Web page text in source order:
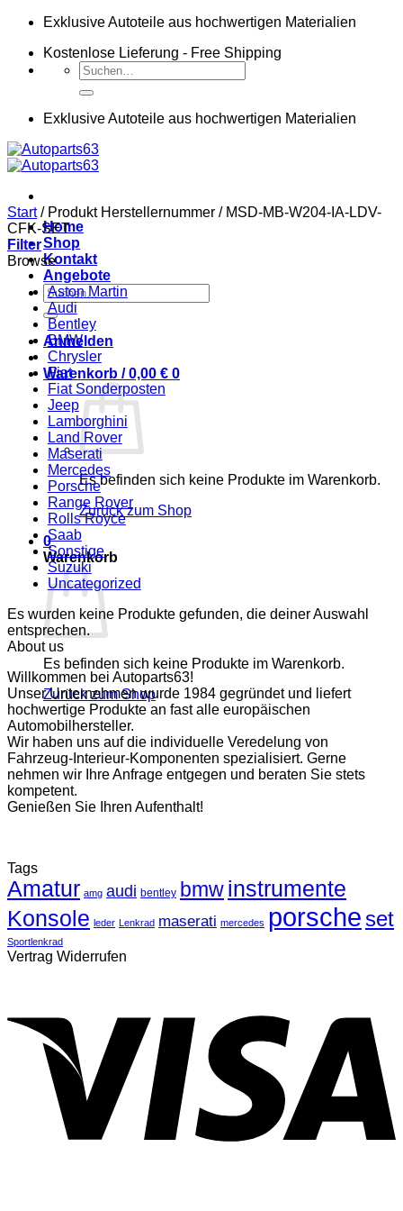
Zum
springen
Exklusive Autoteile aus hochwertigen Materialien
Kostenlose Lieferung - Free Shipping
Suchen
nach:
Exklusive Autoteile aus hochwertigen Materialien
Home
Shop
Kontakt
Angebote
Suchen
nach:
Anmelden
Warenkorb /0,00 € 0
Es befinden sich keine Produkte im Warenkorb.
Zurück zum Shop
0
Warenkorb
Es befinden sich keine Produkte im Warenkorb.
Zurück zum Shop
Start /Produkt Herstellernummer /MSD-MB-W204-IA-LDV-
CFK-SET
Filter
Browse
Aston Martin
Audi
Bentley
BMW
Chrysler
Fiat
Fiat Sonderposten
Jeep
Lamborghini
Land Rover
Maserati
Mercedes
Porsche
Range Rover
Rolls Royce
Saab
Sonstige
Suzuki
Uncategorized
Es wurden keine Produkte gefunden, die deiner Auswahl
entsprechen.
About us
Willkommen bei Autoparts63!
Unser Unternehmen wurde 1984 gegründet und liefert
hochwertige Produkte an fast alle europäischen
Automobilhersteller.
Wir haben uns auf die individuelle Veredelung von
Fahrzeug-Interieur-Komponenten spezialisiert. Gerne
nehmen wir Ihre Anfrage entgegen und beraten Sie stets
kompetent.
Genießen Sie Ihren Aufenthalt!
Tags
Amatur amg audi bentley bmwinstrumente
Konsole leder Lenkrad maserati mercedes porsche set
Sportlenkrad
Vertrag Widerrufen